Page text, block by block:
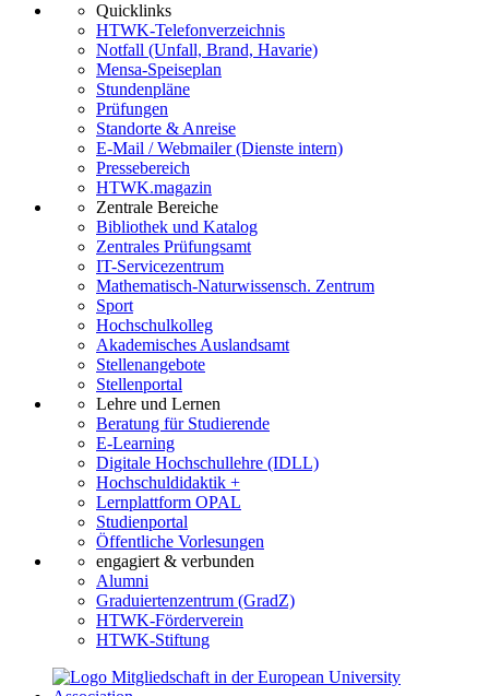
Quicklinks
HTWK-Telefonverzeichnis
Notfall (Unfall, Brand, Havarie)
Mensa-Speiseplan
Stundenpläne
Prüfungen
Standorte & Anreise
E-Mail / Webmailer (Dienste intern)
Pressebereich
HTWK.magazin
Zentrale Bereiche
Bibliothek und Katalog
Zentrales Prüfungsamt
IT-Servicezentrum
Mathematisch-Naturwissensch. Zentrum
Sport
Hochschulkolleg
Akademisches Auslandsamt
Stellenangebote
Stellenportal
Lehre und Lernen
Beratung für Studierende
E-Learning
Digitale Hochschullehre (IDLL)
Hochschuldidaktik +
Lernplattform OPAL
Studienportal
Öffentliche Vorlesungen
engagiert & verbunden
Alumni
Graduiertenzentrum (GradZ)
HTWK-Förderverein
HTWK-Stiftung